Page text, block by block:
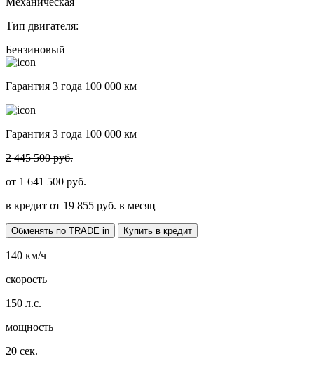
Тип двигателя:
Бензиновый
Гарантия 3 года 100 000 км
Гарантия 3 года 100 000 км
2 445 500 руб.
от 1 641 500 руб.
в кредит от 19 855 руб. в месяц
Обменять по TRADE in Купить в кредит
140 км/ч
скорость
150 л.с.
мощность
20 сек.